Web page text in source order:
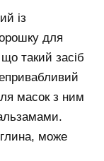
із
для
такий засіб
масок з ним
глина, може